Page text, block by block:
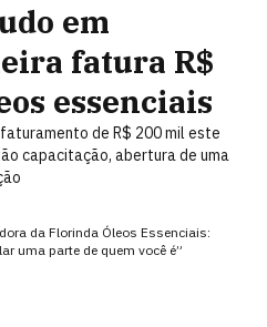
em
fatura R$
essenciais
de R$ 200 mil este
capacitação, abertura de uma
da Florinda Óleos Essenciais:
uma parte de quem você é”